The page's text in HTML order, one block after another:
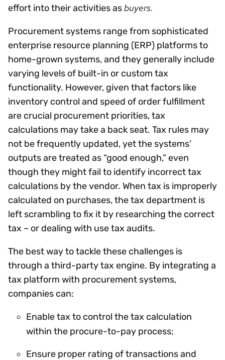
effort into their activities asbuyers.
Procurement systems range from sophisticated
enterprise resource planning (ERP) platforms to
home-grown systems, and they generally include
varying levels of built-in or custom tax
functionality. However, given that factors like
inventory control and speed of order fulfillment
are crucial procurement priorities, tax
calculations may take a back seat. Tax rules may
not be frequently updated, yet the systems’
outputs are treated as “good enough,” even
though they might fail to identify incorrect tax
calculations by the vendor. When tax is improperly
calculated on purchases, the tax department is
left scrambling to fix it by researching the correct
tax – or dealing with use tax audits.
The best way to tackle these challenges is
through a third-party tax engine. By integrating a
tax platform with procurement systems,
companies can:
Enable tax to control the tax calculation
within the procure-to-pay process;
Ensure proper rating of transactions and